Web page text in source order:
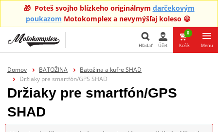
🎁 Poteš svojho blízkeho originálnym darčekovým
poukazom Motokomplex a nevymýšľaj koleso 😀
Hľadať Účet
0
Košík Menu
Domov BATOŽINA
Batožina a kufre SHAD
Držiaky pre smartfón/GPS SHAD
Držiaky pre smartfón/GPS
SHAD